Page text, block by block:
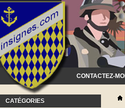
CONTACTEZ-MOI
CATÉGORIES